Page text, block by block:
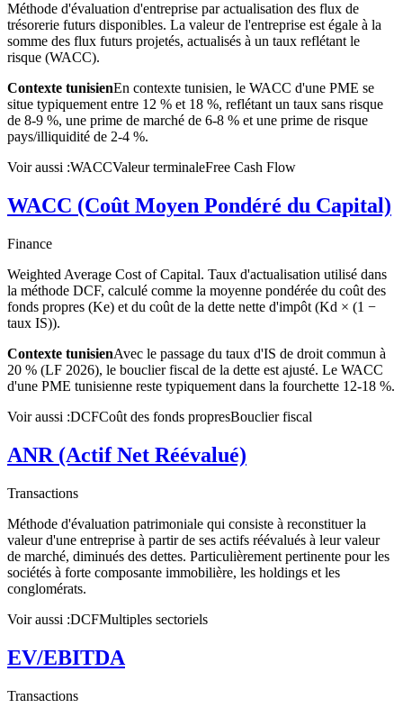
Méthode d'évaluation d'entreprise par actualisation des flux de
trésorerie futurs disponibles. La valeur de l'entreprise est égale à la
somme des flux futurs projetés, actualisés à un taux reflétant le
risque (WACC).
Contexte tunisienEn contexte tunisien, le WACC d'une PME se
situe typiquement entre 12 % et 18 %, reflétant un taux sans risque
de 8-9 %, une prime de marché de 6-8 % et une prime de risque
pays/illiquidité de 2-4 %.
Voir aussi :WACCValeur terminaleFree Cash Flow
WACC (Coût Moyen Pondéré du Capital)
Finance
Weighted Average Cost of Capital. Taux d'actualisation utilisé dans
la méthode DCF, calculé comme la moyenne pondérée du coût des
fonds propres (Ke) et du coût de la dette nette d'impôt (Kd × (1 −
taux IS)).
Contexte tunisienAvec le passage du taux d'IS de droit commun à
20 % (LF 2026), le bouclier fiscal de la dette est ajusté. Le WACC
d'une PME tunisienne reste typiquement dans la fourchette 12-18 %.
Voir aussi :DCFCoût des fonds propresBouclier fiscal
ANR (Actif Net Réévalué)
Transactions
Méthode d'évaluation patrimoniale qui consiste à reconstituer la
valeur d'une entreprise à partir de ses actifs réévalués à leur valeur
de marché, diminués des dettes. Particulièrement pertinente pour les
sociétés à forte composante immobilière, les holdings et les
conglomérats.
Voir aussi :DCFMultiples sectoriels
EV/EBITDA
Transactions